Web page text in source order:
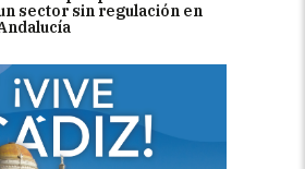
sector sin regulación en